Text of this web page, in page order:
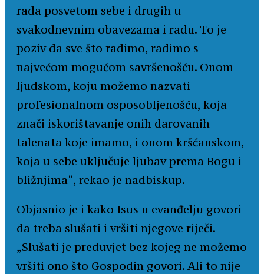
rada posvetom sebe i drugih u
svakodnevnim obavezama i radu. To je
poziv da sve što radimo, radimo s
najvećom mogućom savršenošću. Onom
ljudskom, koju možemo nazvati
profesionalnom osposobljenošću, koja
znači iskorištavanje onih darovanih
talenata koje imamo, i onom kršćanskom,
koja u sebe uključuje ljubav prema Bogu i
bližnjima“, rekao je nadbiskup.
Objasnio je i kako Isus u evanđelju govori
da treba slušati i vršiti njegove riječi.
„Slušati je preduvjet bez kojeg ne možemo
vršiti ono što Gospodin govori. Ali to nije